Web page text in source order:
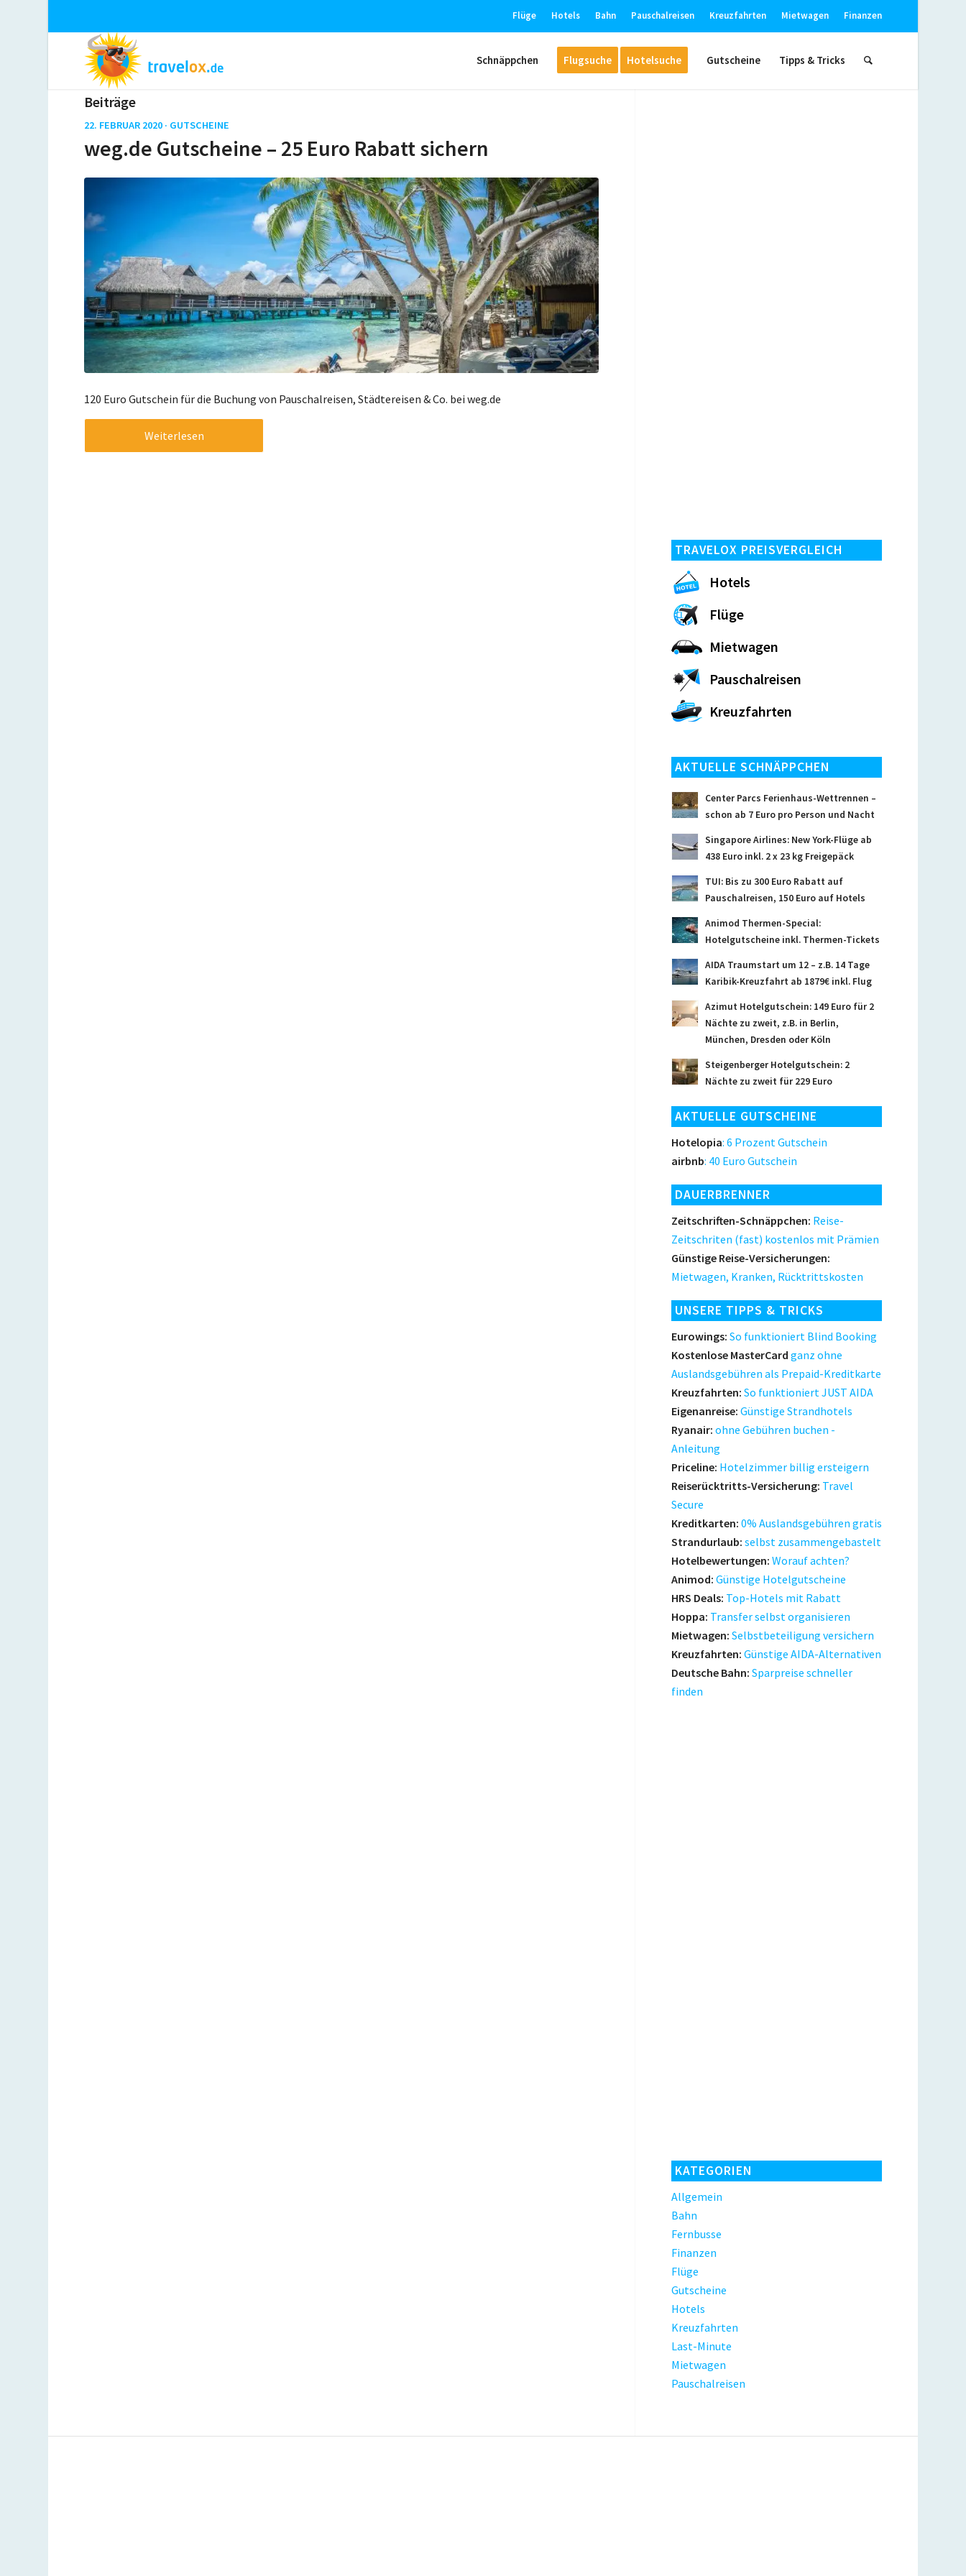
Flüge Hotels Bahn Pauschalreisen Kreuzfahrten Mietwagen Finanzen
Schnäppchen Flugsuche Hotelsuche Gutscheine Tipps & Tricks
Beiträge
22. FEBRUAR 2020 · GUTSCHEINE
weg.de Gutscheine – 25 Euro Rabatt sichern
120 Euro Gutschein für die Buchung von Pauschalreisen, Städtereisen & Co. bei weg.de
Weiterlesen
TRAVELOX PREISVERGLEICH
Hotels
Flüge
Mietwagen
Pauschalreisen
Kreuzfahrten
AKTUELLE SCHNÄPPCHEN
Center Parcs Ferienhaus-Wettrennen –
schon ab 7 Euro pro Person und Nacht
Singapore Airlines: New York-Flüge ab
438 Euro inkl. 2 x 23 kg Freigepäck
TUI: Bis zu 300 Euro Rabatt auf
Pauschalreisen, 150 Euro auf Hotels
Animod Thermen-Special:
Hotelgutscheine inkl. Thermen-Tickets
AIDA Traumstart um 12 – z.B. 14 Tage
Karibik-Kreuzfahrt ab 1879€ inkl. Flug
Azimut Hotelgutschein: 149 Euro für 2
Nächte zu zweit, z.B. in Berlin,
München, Dresden oder Köln
Steigenberger Hotelgutschein: 2
Nächte zu zweit für 229 Euro
AKTUELLE GUTSCHEINE
Hotelopia: 6 Prozent Gutschein
airbnb: 40 Euro Gutschein
DAUERBRENNER
Zeitschriften-Schnäppchen: Reise-
Zeitschriten (fast) kostenlos mit Prämien
Günstige Reise-Versicherungen:
Mietwagen, Kranken, Rücktrittskosten
UNSERE TIPPS & TRICKS
Eurowings: So funktioniert Blind Booking
Kostenlose MasterCard ganz ohne
Auslandsgebühren als Prepaid-Kreditkarte
Kreuzfahrten: So funktioniert JUST AIDA
Eigenanreise: Günstige Strandhotels
Ryanair: ohne Gebühren buchen -
Anleitung
Priceline: Hotelzimmer billig ersteigern
Reiserücktritts-Versicherung: Travel
Secure
Kreditkarten: 0% Auslandsgebühren gratis
Strandurlaub: selbst zusammengebastelt
Hotelbewertungen: Worauf achten?
Animod: Günstige Hotelgutscheine
HRS Deals: Top-Hotels mit Rabatt
Hoppa: Transfer selbst organisieren
Mietwagen: Selbstbeteiligung versichern
Kreuzfahrten: Günstige AIDA-Alternativen
Deutsche Bahn: Sparpreise schneller
finden
KATEGORIEN
Allgemein
Bahn
Fernbusse
Finanzen
Flüge
Gutscheine
Hotels
Kreuzfahrten
Last-Minute
Mietwagen
Pauschalreisen